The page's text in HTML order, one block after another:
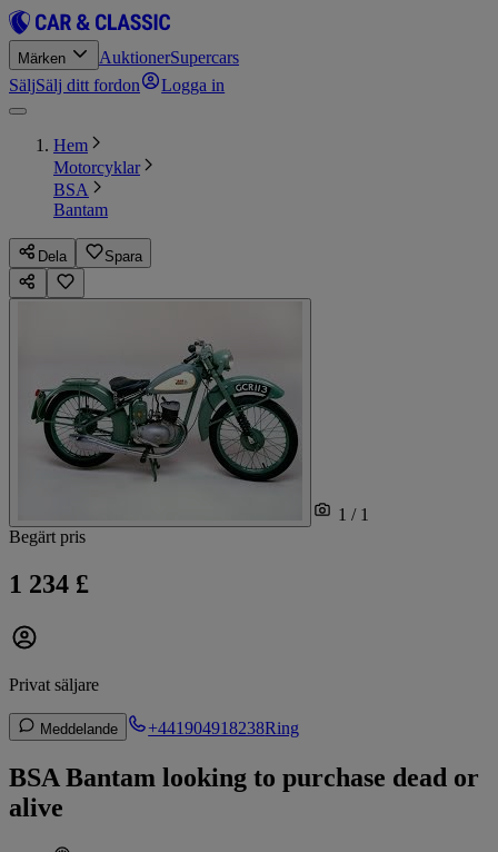
Märken AuktionerSupercars
SäljSälj ditt fordon Logga in
Hem
Motorcyklar
BSA
Bantam
Dela Spara
1 / 1
Begärt pris
1 234 £
Privat säljare
Meddelande +441904918238Ring
BSA Bantam looking to purchase dead or
alive